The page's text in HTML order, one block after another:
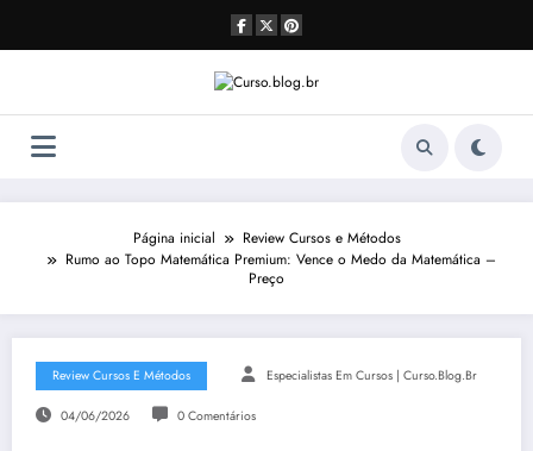
o
Página inicial
Review Cursos e Métodos
Rumo ao Topo Matemática Premium: Vence o Medo da Matemática –
Preço
Review Cursos E Métodos Especialistas Em Cursos | Curso.blog.br
04/06/2026 0 Comentários